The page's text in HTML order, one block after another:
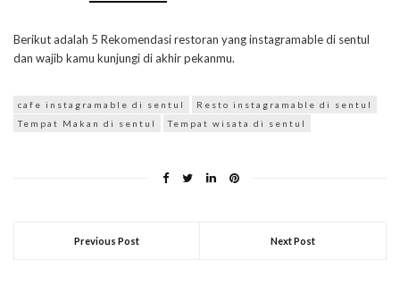
Berikut adalah 5 Rekomendasi restoran yang instagramable di sentul
dan wajib kamu kunjungi di akhir pekanmu.
cafe instagramable di sentul
Resto instagramable di sentul
Tempat Makan di sentul
Tempat wisata di sentul
Previous Post Next Post